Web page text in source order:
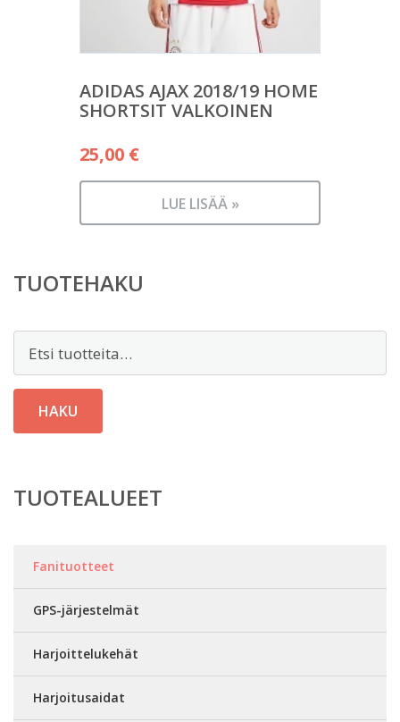
ADIDAS AJAX 2018/19 HOME
SHORTSIT VALKOINEN
25,00 €
LUE LISÄÄ »
TUOTEHAKU
HAKU
TUOTEALUEET
Fanituotteet
GPS-järjestelmät
Harjoittelukehät
Harjoitusaidat